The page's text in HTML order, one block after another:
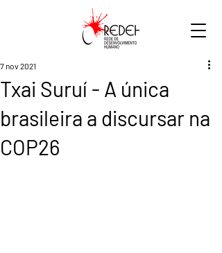
Txai Suruí - A única
brasileira a discursar na
COP26
7 nov 2021